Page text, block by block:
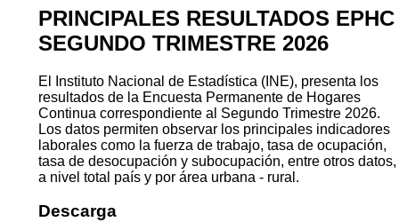
PRINCIPALES RESULTADOS EPHC
SEGUNDO TRIMESTRE 2026
El Instituto Nacional de Estadística (INE), presenta los
resultados de la Encuesta Permanente de Hogares
Continua correspondiente al Segundo Trimestre 2026.
Los datos permiten observar los principales indicadores
laborales como la fuerza de trabajo, tasa de ocupación,
tasa de desocupación y subocupación, entre otros datos,
a nivel total país y por área urbana - rural.
Descarga